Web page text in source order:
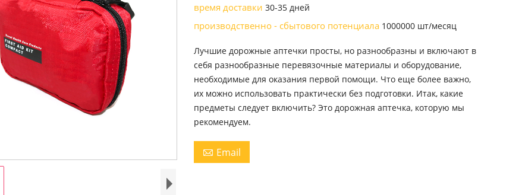
время доставки30-35 дней
производственно - сбытового потенциала 1000000 шт/месяц
Лучшие дорожные аптечки просты, но разнообразны и включают в
себя разнообразные перевязочные материалы и оборудование,
необходимые для оказания первой помощи. Что еще более важно,
их можно использовать практически без подготовки. Итак, какие
предметы следует включить? Это дорожная аптечка, которую мы
рекомендуем.
 Email